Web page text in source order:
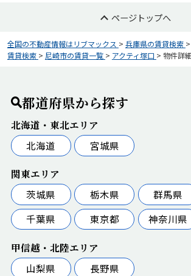
ページトップへ
全国の不動産情報はリブマックス > 兵庫県の賃貸検索 >
賃貸検索 > 尼崎市の賃貸一覧 > アクティ塚口 > 物件詳細
都道府県から探す
北海道・東北エリア
北海道
宮城県
関東エリア
茨城県
栃木県 群馬県
千葉県
東京都 神奈川県
甲信越・北陸エリア
山梨県
長野県